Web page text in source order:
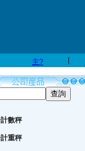
主?
數秤
重秤